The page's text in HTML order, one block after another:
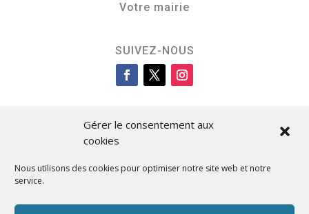
Gérer le consentement aux
cookies
Nous utilisons des cookies pour optimiser notre site web et notre
service.
Votre mairie
SUIVEZ-NOUS
Cità di L’Isula